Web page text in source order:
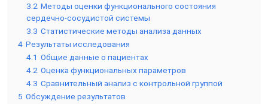
3.2 Методы оценки функционального состояния
сердечно-сосудистой системы
3.3 Статистические методы анализа данных
4 Результаты исследования
4.1 Общие данные о пациентах
4.2 Оценка функциональных параметров
4.3 Сравнительный анализ с контрольной группой
5 Обсуждение результатов